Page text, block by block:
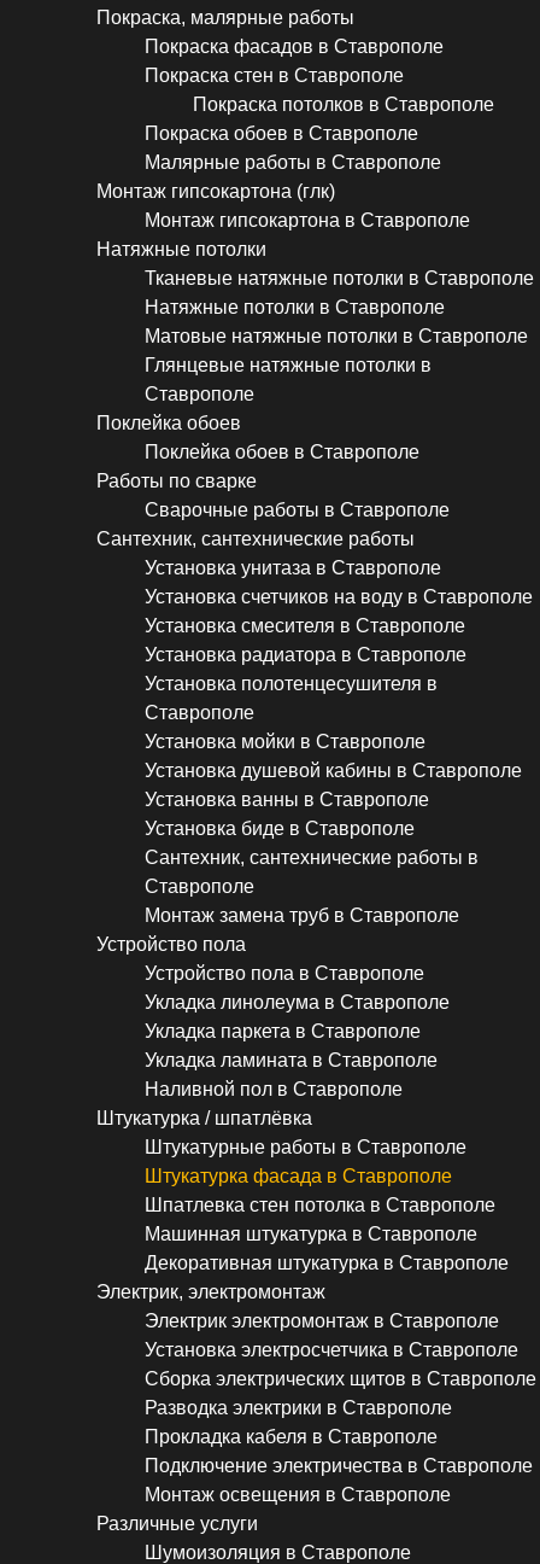
Покраска, малярные работы
Покраска фасадов в Ставрополе
Покраска стен в Ставрополе
Покраска потолков в Ставрополе
Покраска обоев в Ставрополе
Малярные работы в Ставрополе
Монтаж гипсокартона (глк)
Монтаж гипсокартона в Ставрополе
Натяжные потолки
Тканевые натяжные потолки в Ставрополе
Натяжные потолки в Ставрополе
Матовые натяжные потолки в Ставрополе
Глянцевые натяжные потолки в
Ставрополе
Поклейка обоев
Поклейка обоев в Ставрополе
Работы по сварке
Сварочные работы в Ставрополе
Сантехник, сантехнические работы
Установка унитаза в Ставрополе
Установка счетчиков на воду в Ставрополе
Установка смесителя в Ставрополе
Установка радиатора в Ставрополе
Установка полотенцесушителя в
Ставрополе
Установка мойки в Ставрополе
Установка душевой кабины в Ставрополе
Установка ванны в Ставрополе
Установка биде в Ставрополе
Сантехник, сантехнические работы в
Ставрополе
Монтаж замена труб в Ставрополе
Устройство пола
Устройство пола в Ставрополе
Укладка линолеума в Ставрополе
Укладка паркета в Ставрополе
Укладка ламината в Ставрополе
Наливной пол в Ставрополе
Штукатурка / шпатлёвка
Штукатурные работы в Ставрополе
Штукатурка фасада в Ставрополе
Шпатлевка стен потолка в Ставрополе
Машинная штукатурка в Ставрополе
Декоративная штукатурка в Ставрополе
Электрик, электромонтаж
Электрик электромонтаж в Ставрополе
Установка электросчетчика в Ставрополе
Сборка электрических щитов в Ставрополе
Разводка электрики в Ставрополе
Прокладка кабеля в Ставрополе
Подключение электричества в Ставрополе
Монтаж освещения в Ставрополе
Различные услуги
Шумоизоляция в Ставрополе